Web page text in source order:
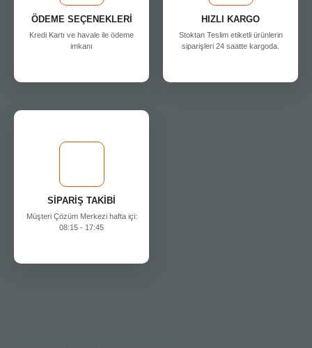
ÖDEME SEÇENEKLERİ
Kredi Kartı ve havale ile ödeme
imkanı
HIZLI KARGO
Stoktan Teslim etiketli ürünlerin
siparişleri 24 saatte kargoda.
SİPARİŞ TAKİBİ
Müşteri Çözüm Merkezi hafta içi:
08:15 - 17:45